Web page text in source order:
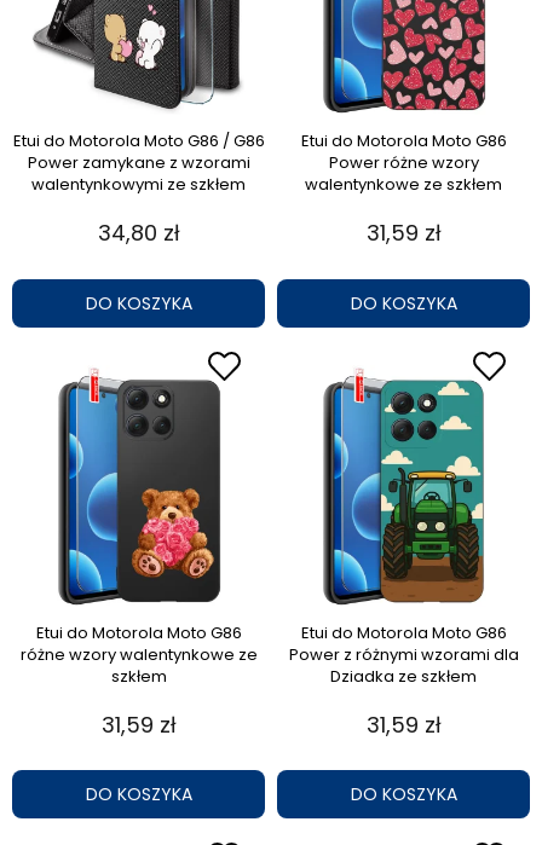
Etui do Motorola Moto G86 / G86
Power zamykane z wzorami
walentynkowymi ze szkłem
34,80 zł
DO KOSZYKA
Etui do Motorola Moto G86
Power różne wzory
walentynkowe ze szkłem
31,59 zł
DO KOSZYKA
Etui do Motorola Moto G86
różne wzory walentynkowe ze
szkłem
31,59 zł
DO KOSZYKA
Etui do Motorola Moto G86
Power z różnymi wzorami dla
Dziadka ze szkłem
31,59 zł
DO KOSZYKA